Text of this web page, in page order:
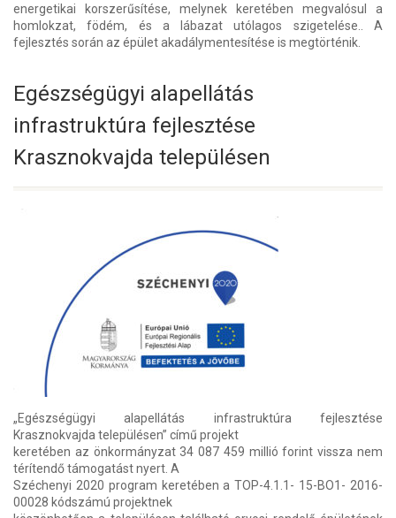
energetikai korszerűsítése, melynek keretében megvalósul a
homlokzat, födém, és a lábazat utólagos szigetelése.. A
fejlesztés során az épület akadálymentesítése is megtörténik.
Egészségügyi alapellátás
infrastruktúra fejlesztése
Krasznokvajda településen
„Egészségügyi alapellátás infrastruktúra fejlesztése
Krasznokvajda településen” című projekt
keretében az önkormányzat 34 087 459 millió forint vissza nem
térítendő támogatást nyert. A
Széchenyi 2020 program keretében a TOP-4.1.1- 15-BO1- 2016-
00028 kódszámú projektnek